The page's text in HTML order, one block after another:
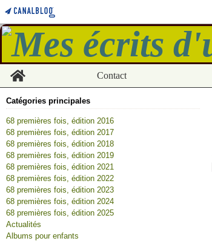
Home
Contact
Catégories principales
68 premières fois, édition 2016
68 premières fois, édition 2017
68 premières fois, édition 2018
68 premières fois, édition 2019
68 premières fois, édition 2021
68 premières fois, édition 2022
68 premières fois, édition 2023
68 premières fois, édition 2024
68 premières fois, édition 2025
Actualités
Albums pour enfants